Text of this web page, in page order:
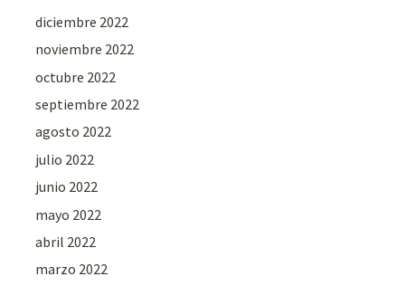
diciembre 2022
noviembre 2022
octubre 2022
septiembre 2022
agosto 2022
julio 2022
junio 2022
mayo 2022
abril 2022
marzo 2022